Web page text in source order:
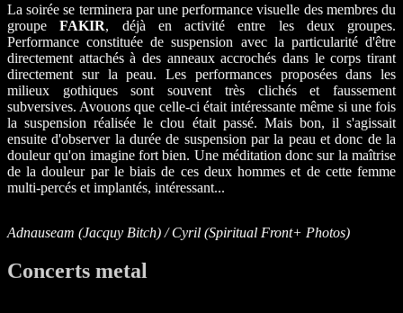
La soirée se terminera par une performance visuelle des membres du
groupeFAKIR, déjà en activité entre les deux groupes.
Performance constituée de suspension avec la particularité d'être
directement attachés à des anneaux accrochés dans le corps tirant
directement sur la peau. Les performances proposées dans les
milieux gothiques sont souvent très clichés et faussement
subversives. Avouons que celle-ci était intéressante même si une fois
la suspension réalisée le clou était passé. Mais bon, il s'agissait
ensuite d'observer la durée de suspension par la peau et donc de la
douleur qu'on imagine fort bien. Une méditation donc sur la maîtrise
de la douleur par le biais de ces deux hommes et de cette femme
multi-percés et implantés, intéressant...
Adnauseam (Jacquy Bitch) / Cyril (Spiritual Front+ Photos)
Concerts metal